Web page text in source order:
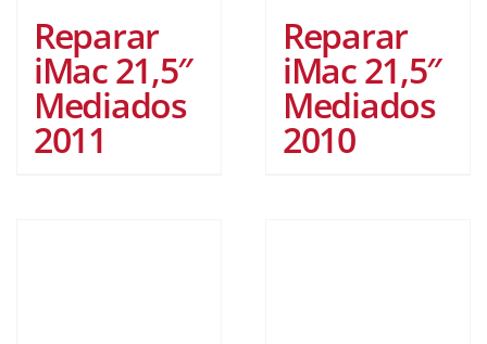
Reparar
iMac 21,5″
Mediados
2011
Reparar
iMac 21,5″
Mediados
2010